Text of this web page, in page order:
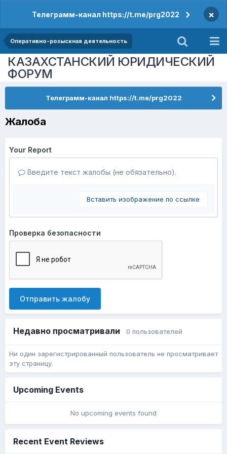
Телеграмм-канал https://t.me/prg2022 ×
Оперативно-розыскная деятельность
КАЗАХСТАНСКИЙ ЮРИДИЧЕСКИЙ
ФОРУМ
Телеграмм-канал https://t.me/prg2022
Жалоба
Your Report
Введите текст жалобы (не обязательно).
Вставить изображение по ссылке
Проверка безопасности
Отправить жалобу
Недавно просматривали 0 пользователей
Ни один зарегистрированный пользователь не просматривает
эту страницу.
Upcoming Events
No upcoming events found
Recent Event Reviews